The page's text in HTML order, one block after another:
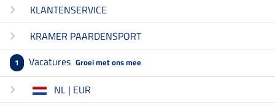
KLANTENSERVICE
KRAMER PAARDENSPORT
1 Vacatures Groei met ons mee
NL | EUR